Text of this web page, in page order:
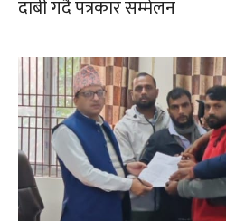
दाबी गर्दै पत्रकार सम्मेलन